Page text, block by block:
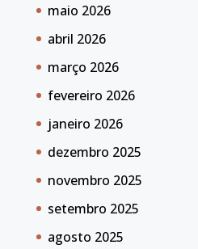
maio 2026
abril 2026
março 2026
fevereiro 2026
janeiro 2026
dezembro 2025
novembro 2025
setembro 2025
agosto 2025